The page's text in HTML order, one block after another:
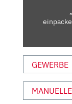
MOTOR
UND
SPORT“
VON
GEWERBE